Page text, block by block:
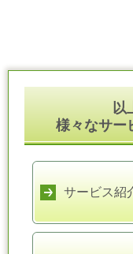
以
様々なサー
サービス紹